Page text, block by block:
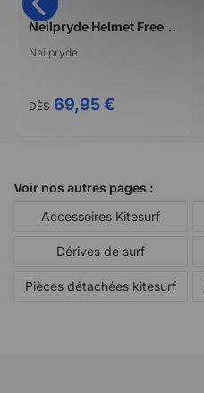
Neilpryde Helmet Freeride
Neilpryde
DÈS 69,95 €
Voir nos autres pages :
Accessoires Kitesurf
Dérives de surf
Pièces détachées kitesurf